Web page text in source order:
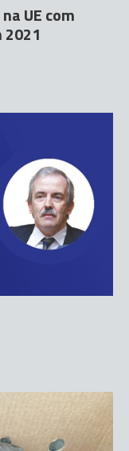
UE com
2021